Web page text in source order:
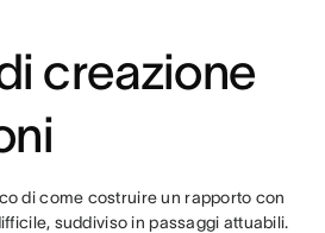
creazione
di come costruire un rapporto con
suddiviso in passaggi attuabili.